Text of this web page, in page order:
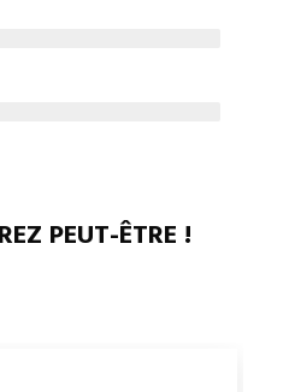
PEUT-ÊTRE !